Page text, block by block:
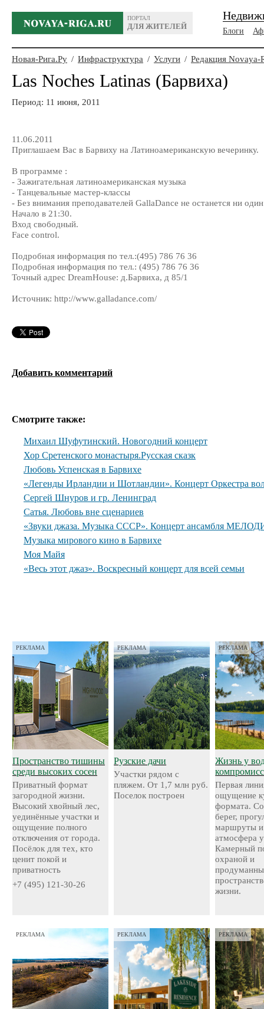
ПОРТАЛ
ДЛЯ ЖИТЕЛЕЙ
Блоги
Новая-Рига.Ру / Инфраструктура / Услуги / Редакция Novaya-
Las Noches Latinas (Барвиха)
Период: 11 июня, 2011
11.06.2011
Приглашаем Вас в Барвиху на Латиноамериканскую вечеринку.
В программе :
- Зажигательная латиноамериканская музыка
- Танцевальные мастер-классы
- Без внимания преподавателей GallaDance не останется ни один
Начало в 21:30.
Вход свободный.
Face control.
Подробная информация по тел.:(495) 786 76 36
Подробная информация по тел.: (495) 786 76 36
Точный адрес DreamHouse: д.Барвиха, д 85/1
Источник: http://www.galladance.com/
Добавить комментарий
Смотрите также:
Михаил Шуфутинский. Новогодний концерт
Хор Сретенского монастыря.Русская сказк
Любовь Успенская в Барвихе
«Легенды Ирландии и Шотландии». Концерт Оркестра
Сергей Шнуров и гр. Ленинград
Сатья. Любовь вне сценариев
«Звуки джаза. Музыка СССР». Концерт ансамбля
Музыка мирового кино в Барвихе
Моя Майя
«Весь этот джаз». Воскресный концерт для всей семьи
РЕКЛАМА
Пространство тишины
среди высоких сосен
Приватный формат
загородной жизни.
Высокий хвойный лес,
уединённые участки и
ощущение полного
отключения от города.
Посёлок для тех, кто
ценит покой и
приватность
+7 (495) 121-30-26
РЕКЛАМА
Рузские дачи
Участки рядом с
пляжем. От 1,7 млн руб.
Поселок построен
РЕКЛАМА
Жизнь у
Первая
ощущение
формата.
берег,
маршруты и
атмосфера
Камерный
охраной и
жизни.
РЕКЛАМА РЕКЛАМА РЕКЛАМА